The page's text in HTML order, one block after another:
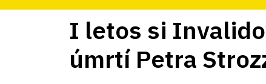
I letos si
úmrtí Petra